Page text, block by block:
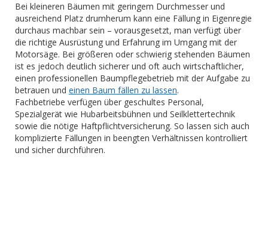
Bei kleineren Bäumen mit geringem Durchmesser und
ausreichend Platz drumherum kann eine Fällung in Eigenregie
durchaus machbar sein – vorausgesetzt, man verfügt über
die richtige Ausrüstung und Erfahrung im Umgang mit der
Motorsäge. Bei größeren oder schwierig stehenden Bäumen
ist es jedoch deutlich sicherer und oft auch wirtschaftlicher,
einen professionellen Baumpflegebetrieb mit der Aufgabe zu
betrauen und einen Baum fällen zu lassen.
Fachbetriebe verfügen über geschultes Personal,
Spezialgerät wie Hubarbeitsbühnen und Seilklettertechnik
sowie die nötige Haftpflichtversicherung. So lassen sich auch
komplizierte Fällungen in beengten Verhältnissen kontrolliert
und sicher durchführen.